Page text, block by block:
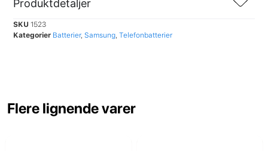
Produktdetaljer
SKU 1523
Kategorier Batterier, Samsung, Telefonbatterier
Flere lignende varer